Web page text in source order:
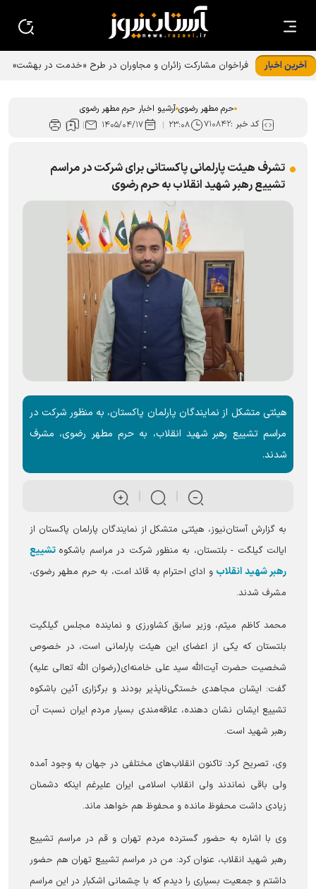
آخرین اخبار
فراخوان مشارکت زائران و مجاوران در طرح «خدمت در بهشت»
حرم مطهر رضوی آرشیو اخبار حرم مطهر رضوی
کد خبر :۷۱۰۸۴۲ ۲۳:۰۸ ۱۴۰۵/۰۴/۱۷
تشرف هیئت پارلمانی پاکستانی برای شرکت در مراسم
تشییع رهبر شهید انقلاب به حرم رضوی
هیئتی متشکل از نمایندگان پارلمان پاکستان، به منظور شرکت در
مراسم تشییع رهبر شهید انقلاب، به حرم مطهر رضوی، مشرف
شدند.
به گزارش آستان‌نیوز، هیئتی متشکل از نمایندگان پارلمان پاکستان از
ایالت گیلگت - بلتستان، به منظور شرکت در مراسم باشکوه تشییع
رهبر شهید انقلاب و ادای احترام به قائد امت، به حرم مطهر رضوی،
مشرف شدند.
محمد کاظم میثم، وزیر سابق کشاورزی و نماینده مجلس گیلگیت
بلتستان که یکی از اعضای این هیئت پارلمانی است، در خصوص
شخصیت حضرت آیت‌الله سید علی خامنه‌ای(رضوان الله تعالی علیه)
گفت: ایشان مجاهدی خستگی‌ناپذیر بودند و برگزاری آئین باشکوه
تشییع ایشان نشان دهنده، علاقه‌مندی بسیار مردم ایران نسبت آن
رهبر شهید است.
وی، تصریح کرد: تاکنون انقلاب‌های مختلفی در جهان به وجود آمده
ولی باقی نماندند ولی انقلاب اسلامی ایران علیرغم اینکه دشمنان
زیادی داشت محفوظ مانده و محفوظ هم خواهد ماند.
وی با اشاره به حضور گسترده مردم تهران و قم در مراسم تشییع
رهبر شهید انقلاب، عنوان کرد: من در مراسم تشییع تهران هم حضور
داشتم و جمعیت بسیاری را دیدم که با چشمانی اشکبار در این مراسم